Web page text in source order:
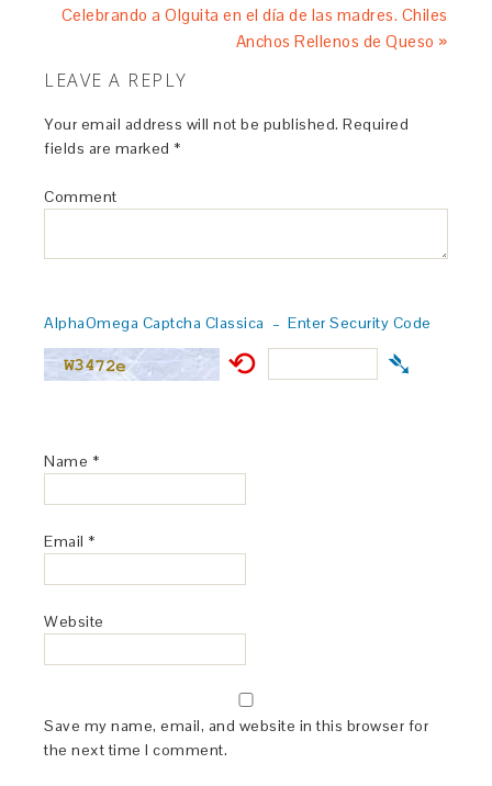
Celebrando a Olguita en el día de las madres. Chiles
Anchos Rellenos de Queso »
LEAVE A REPLY
Your email address will not be published. Required
fields are marked *
Comment
AlphaOmega Captcha Classica – Enter Security Code
⟲ ➴
Name *
Email *
Website
Save my name, email, and website in this browser for
the next time I comment.